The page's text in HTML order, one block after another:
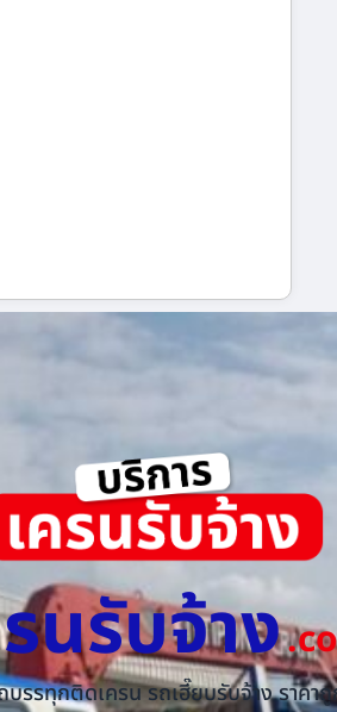
นรับจ้าง
ถบรรทุกติดเครน รถเฮี๊ยบรับจ้าง ราค